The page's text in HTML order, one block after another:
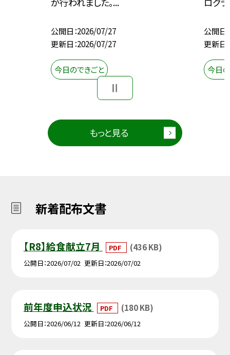
公開日 2026/07/27
更新日 2026/07/27
今日のできごと
公開日
更新日
今日
もっと見る
新着配布文書
【R8】給食献立7月 PDF (436 KB)
公開日 2026/07/02 更新日 2026/07/02
前年度申込状況 PDF (180 KB)
公開日 2026/06/12 更新日 2026/06/12